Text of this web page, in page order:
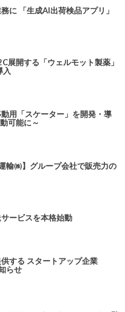
に 「生成AI出荷検品アプリ」
展開する「ウェルモット製薬」
入
用「スケーター」を開発・導
可能に～
輸㈱】グループ会社で販売力の
ービスを本格始動
する スタートアップ企業
らせ